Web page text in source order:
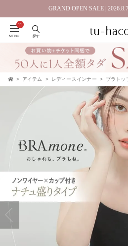
GRAND OPEN SALE |
会員登録で今すぐ使えるポイ
MENU 探す
アイテム レディースインナー ブラトッ